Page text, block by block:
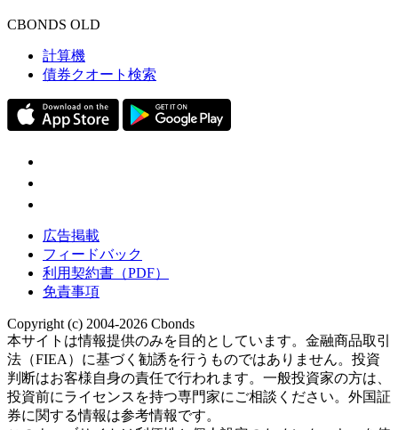
CBONDS OLD
計算機
債券クオート検索
広告掲載
フィードバック
利用契約書（PDF）
免責事項
Copyright (c) 2004-2026 Cbonds
本サイトは情報提供のみを目的としています。金融商品取引
法（FIEA）に基づく勧誘を行うものではありません。投資
判断はお客様自身の責任で行われます。一般投資家の方は、
投資前にライセンスを持つ専門家にご相談ください。外国証
券に関する情報は参考情報です。